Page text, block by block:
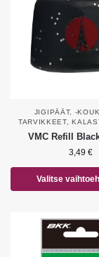
JIGIPÄÄT, -
TARVIKKEET,
VMC Refill
3,49 €
Valitse